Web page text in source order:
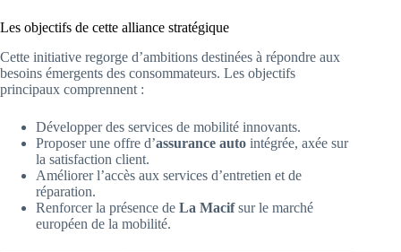
Les objectifs de cette alliance stratégique
Cette initiative regorge d’ambitions destinées à répondre aux
besoins émergents des consommateurs. Les objectifs
principaux comprennent :
Développer des services de mobilité innovants.
Proposer une offre d’assurance auto intégrée, axée sur
la satisfaction client.
Améliorer l’accès aux services d’entretien et de
réparation.
Renforcer la présence de La Macifsur le marché
européen de la mobilité.